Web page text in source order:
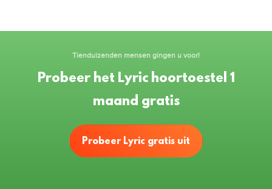
Tienduizenden mensen gingen u voor!
Probeer het Lyric hoortoestel 1
maand gratis
Probeer Lyric gratis uit